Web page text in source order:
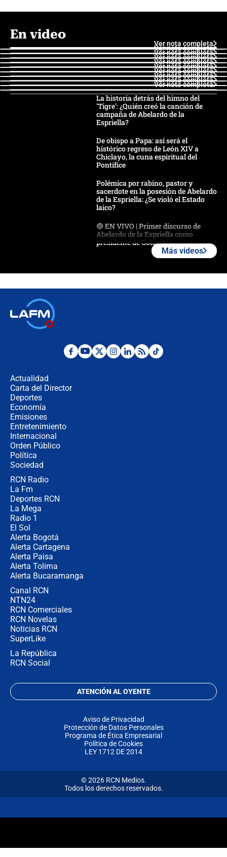
En video
Ver nota completa
Ver nota completa
Ver nota completa
Ver nota completa
Ver nota completa
Ver nota completa
Ver nota completa
Ver nota completa
Ver nota completa
Ver nota completa
La historia detrás del himno del
'Tigre': ¿Quién creó la canción de
campaña de Abelardo de la
Espriella?
De obispo a Papa: así será el
histórico regreso de León XIV a
Chiclayo, la cuna espiritual del
Pontífice
Polémica por rabino, pastor y
sacerdote en la posesión de Abelardo
de la Espriella: ¿Se violó el Estado
laico?
🔴 EN VIVO | Primer discurso de
Abelardo de la Espriella como
presidente de Colombia
Espriella en Cali inicia la
Desde dermatitis hasta infecciones:
Más videos
Actualidad
Carta del Director
Deportes
Economía
Emisiones
Entretenimiento
Internacional
Orden Público
Política
Sociedad
RCN Radio
La Fm
Deportes RCN
La Mega
Radio 1
El Sol
Alerta Bogotá
Alerta Cartagena
Alerta Paisa
Alerta Tolima
Alerta Bucaramanga
Canal RCN
NTN24
RCN Comerciales
RCN Novelas
Noticias RCN
SuperLike
La República
RCN Social
ATENCIÓN AL OYENTE
Aviso de Privacidad
Protección de Datos Personales
Programa de Ética Empresarial
Política de Cookies
LEY 1712 DE 2014
© 2026 RCN Medios.
Todos los derechos reservados.